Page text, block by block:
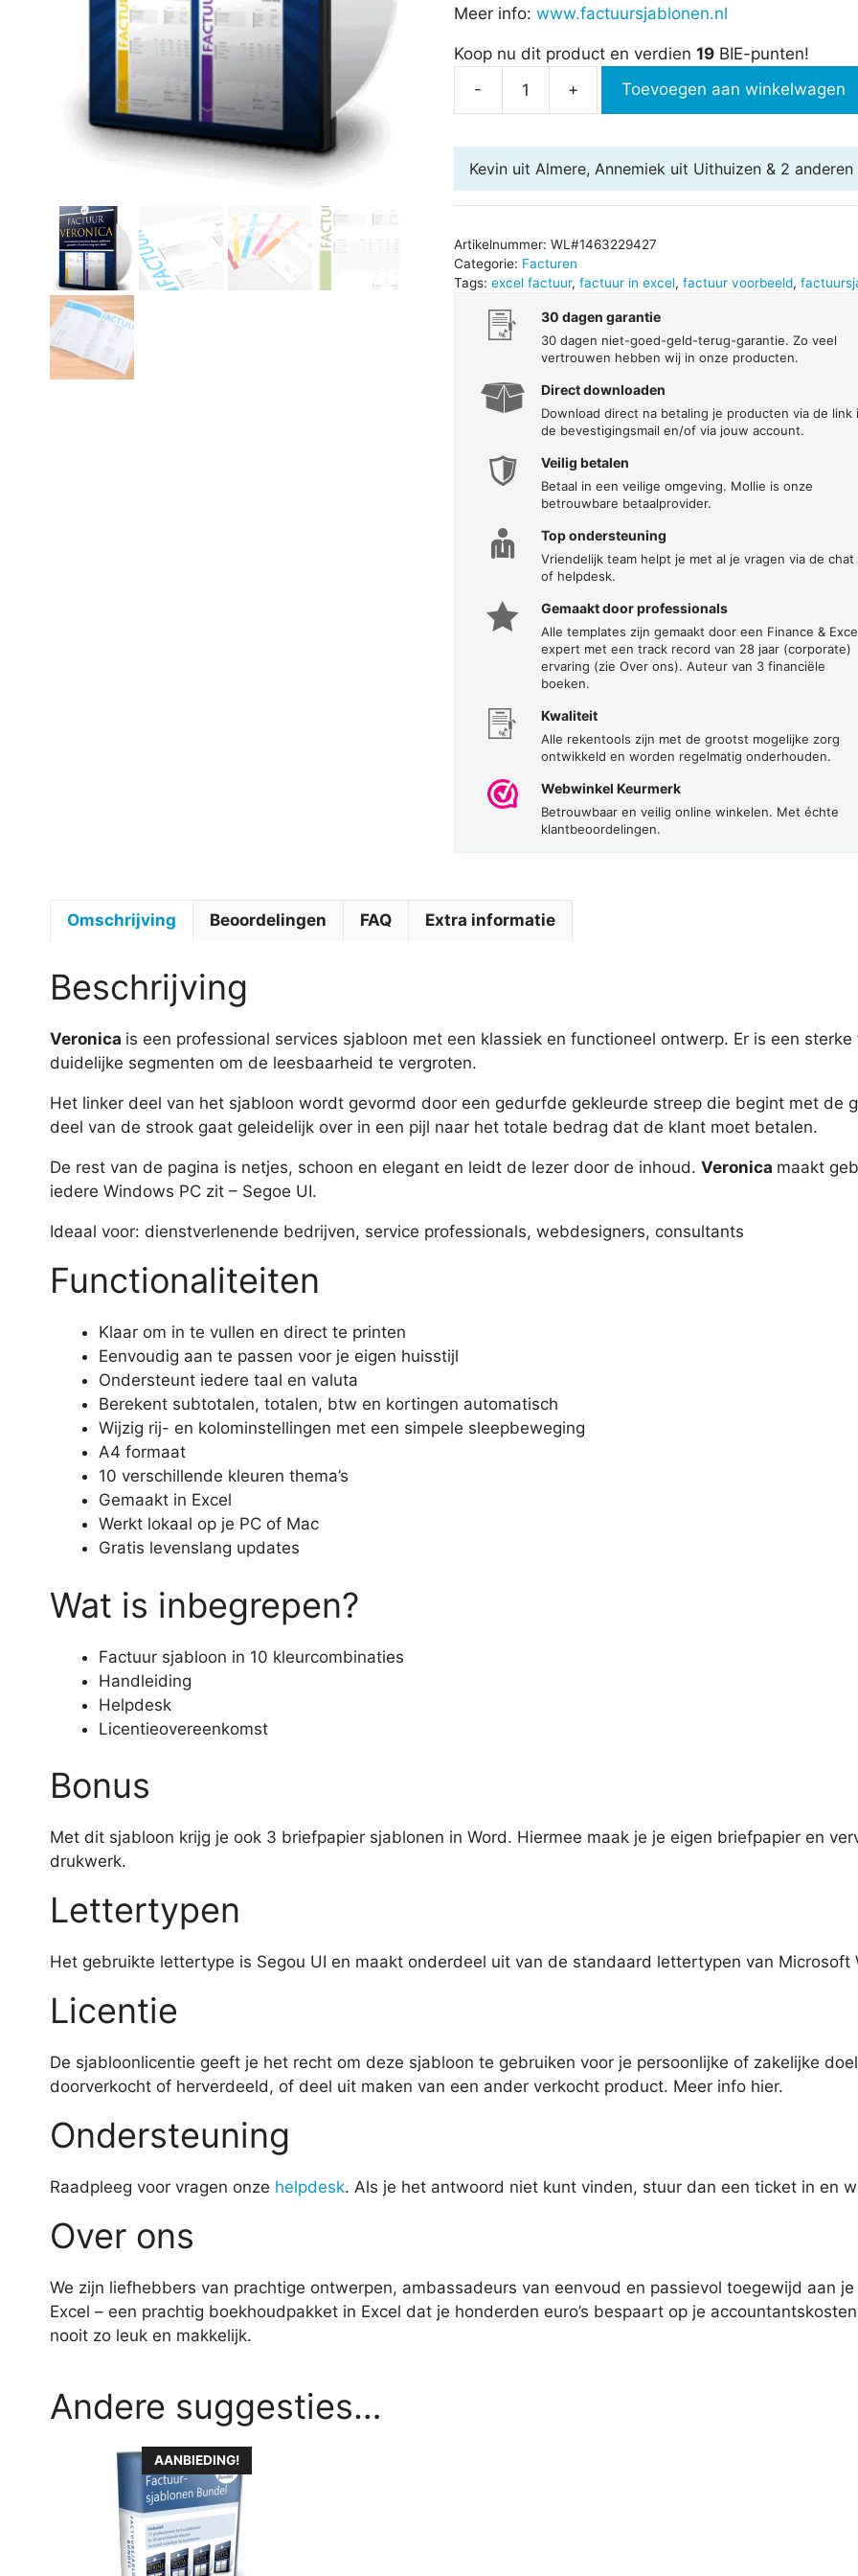
Meer info: www.factuursjablonen.nl
Koop nu dit product en verdien 19BIE-punten!
-
Factuursjabloon
Veronica
aantal
+ Toevoegen aan winkelwagen
Kevin uit Almere, Annemiek uit Uithuizen & 2 anderen
Artikelnummer: WL#1463229427
Categorie: Facturen
Tags: excel factuur, factuur in excel, factuur voorbeeld,
30 dagen garantie
30 dagen niet-goed-geld-terug-garantie. Zo veel
vertrouwen hebben wij in onze producten.
Direct downloaden
Download direct na betaling je producten via de link
de bevestigingsmail en/of via jouw account.
Veilig betalen
Betaal in een veilige omgeving. Mollie is onze
betrouwbare betaalprovider.
Top ondersteuning
Vriendelijk team helpt je met al je vragen via de chat
of helpdesk.
Gemaakt door professionals
Alle templates zijn gemaakt door een Finance &
expert met een track record van 28 jaar (corporate)
ervaring (zie Over ons). Auteur van 3 financiële
boeken.
Kwaliteit
Alle rekentools zijn met de grootst mogelijke zorg
ontwikkeld en worden regelmatig onderhouden.
Webwinkel Keurmerk
Betrouwbaar en veilig online winkelen. Met échte
klantbeoordelingen.
Omschrijving Beoordelingen FAQ Extra informatie
Beschrijving
Veronica is een professional services sjabloon met een klassiek en functioneel ontwerp. Er is een
duidelijke segmenten om de leesbaarheid te vergroten.
Het linker deel van het sjabloon wordt gevormd door een gedurfde gekleurde streep die begint met de
deel van de strook gaat geleidelijk over in een pijl naar het totale bedrag dat de klant moet betalen.
De rest van de pagina is netjes, schoon en elegant en leidt de lezer door de inhoud. Veronica maakt
iedere Windows PC zit – Segoe UI.
Ideaal voor: dienstverlenende bedrijven, service professionals, webdesigners, consultants
Functionaliteiten
Klaar om in te vullen en direct te printen
Eenvoudig aan te passen voor je eigen huisstijl
Ondersteunt iedere taal en valuta
Berekent subtotalen, totalen, btw en kortingen automatisch
Wijzig rij- en kolominstellingen met een simpele sleepbeweging
A4 formaat
10 verschillende kleuren thema’s
Gemaakt in Excel
Werkt lokaal op je PC of Mac
Gratis levenslang updates
Wat is inbegrepen?
Factuur sjabloon in 10 kleurcombinaties
Handleiding
Helpdesk
Licentieovereenkomst
Bonus
Met dit sjabloon krijg je ook 3 briefpapier sjablonen in Word. Hiermee maak je je eigen briefpapier en
drukwerk.
Lettertypen
Het gebruikte lettertype is Segou UI en maakt onderdeel uit van de standaard lettertypen van Microsoft
Licentie
De sjabloonlicentie geeft je het recht om deze sjabloon te gebruiken voor je persoonlijke of zakelijke
doorverkocht of herverdeeld, of deel uit maken van een ander verkocht product. Meer info hier.
Ondersteuning
Raadpleeg voor vragen onze helpdesk. Als je het antwoord niet kunt vinden, stuur dan een ticket in en
Over ons
We zijn liefhebbers van prachtige ontwerpen, ambassadeurs van eenvoud en passievol toegewijd aan
Excel – een prachtig boekhoudpakket in Excel dat je honderden euro’s bespaart op je
nooit zo leuk en makkelijk.
Andere suggesties…
AANBIEDING!
meerdere